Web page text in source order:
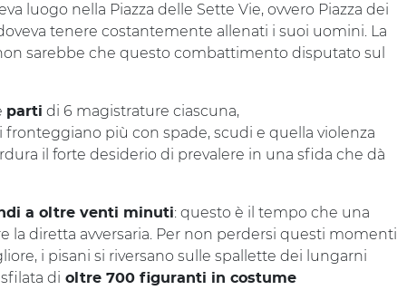
luogo nella Piazza delle Sette Vie, ovvero Piazza dei
tenere costantemente allenati i suoi uomini. La
sarebbe che questo combattimento disputato sul
parti di 6 magistrature ciascuna,
fronteggiano più con spade, scudi e quella violenza
il forte desiderio di prevalere in una sfida che dà
a oltre venti minuti: questo è il tempo che una
la diretta avversaria. Per non perdersi questi momenti
i pisani si riversano sulle spallette dei lungarni
di oltre 700 figuranti in costume